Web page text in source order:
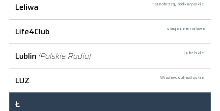
Leliwa
Tarnobrzeg, podkarpackie
Life4Club stacja internetowa
Lublin (Polskie Radio) lubelskie
LUZ Wrocław, dolnośląskie
Ł